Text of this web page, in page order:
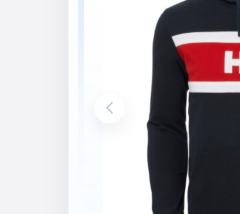
Popis
Vlastnosti
Nastavitelná šňůrka v kapuci
Přední klokánková kapsa
Žebrovaný spodní lem
Žebrované manžety rukávů